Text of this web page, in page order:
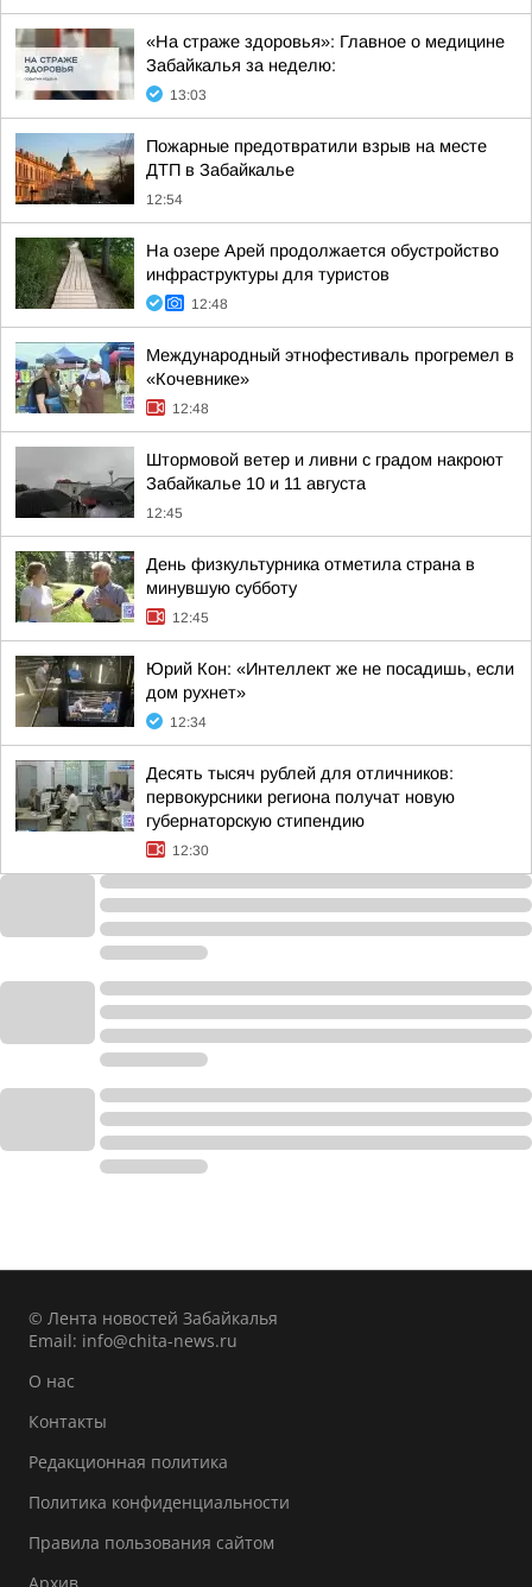
«На страже здоровья»: Главное о медицине
Забайкалья за неделю:
13:03
Пожарные предотвратили взрыв на месте
ДТП в Забайкалье
12:54
На озере Арей продолжается обустройство
инфраструктуры для туристов
12:48
Международный этнофестиваль прогремел в
«Кочевнике»
12:48
Штормовой ветер и ливни с градом накроют
Забайкалье 10 и 11 августа
12:45
День физкультурника отметила страна в
минувшую субботу
12:45
Юрий Кон: «Интеллект же не посадишь, если
дом рухнет»
12:34
Десять тысяч рублей для отличников:
первокурсники региона получат новую
губернаторскую стипендию
12:30
© Лента новостей Забайкалья
Email: info@chita-news.ru
О нас
Контакты
Редакционная политика
Политика конфиденциальности
Правила пользования сайтом